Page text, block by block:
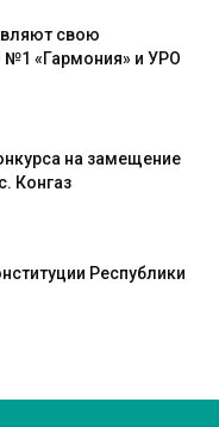
свою
№1 «Гармония» и УРО
на замещение
Конгаз
Республики